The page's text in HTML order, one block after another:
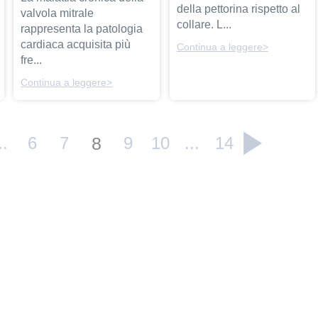
valvola mitrale
rappresenta la patologia
cardiaca acquisita più
fre...
Continua a leggere>
della pettorina rispetto al
collare. L...
Continua a leggere>
6 7 8 9 10 ... 14